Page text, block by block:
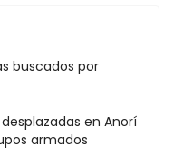
buscados por
en Anorí
armados